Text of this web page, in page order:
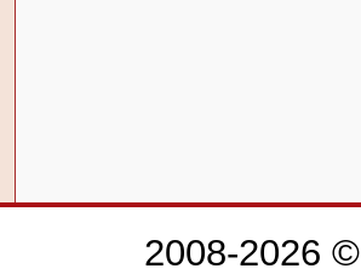
2008-2026 ©